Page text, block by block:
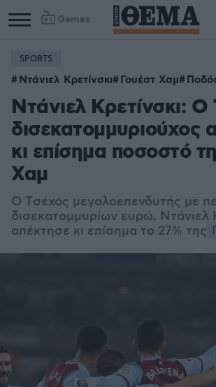
Games
SPORTS
Ντάνιελ Κρετίνσκι Γουέστ Χαμ
Ντάνιελ Κρετίνσκι: Ο
δισεκατομμυριούχος
κι επίσημα ποσοστό
Χαμ
O Tσέχος μεγαλοεπενδυτής με
δισεκατομμυρίων ευρώ, Ντάνιελ
απέκτησε κι επίσημα το 27% της